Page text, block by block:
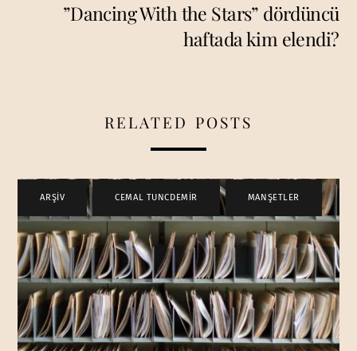
”Dancing With the Stars” dördüncü
haftada kim elendi?
RELATED POSTS
ARŞİV CEMAL TUNCDEMİR , MANŞETLER